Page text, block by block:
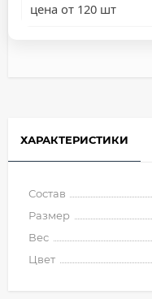
цена от 120 шт
ХАРАКТЕРИСТИКИ
Состав
Размер
Вес
Цвет